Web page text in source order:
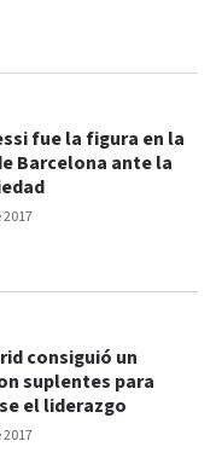
2017
fue la figura en la
Barcelona ante la
2017
consiguió un
suplentes para
el liderazgo